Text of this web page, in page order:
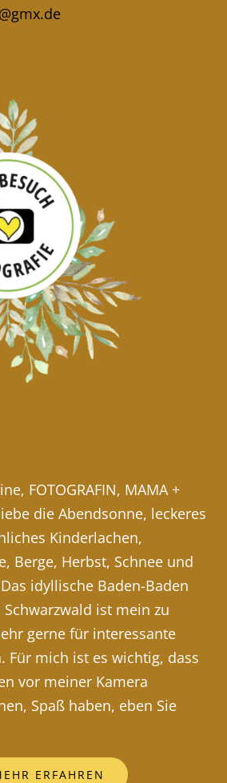
FOTOGRAFIN, MAMA +
die Abendsonne, leckeres
Kinderlachen,
Berge, Herbst, Schnee und
idyllische Baden-Baden
ist mein zu
gerne für interessante
Für mich ist es wichtig, dass
vor meiner Kamera
Spaß haben, eben Sie
ERFAHREN